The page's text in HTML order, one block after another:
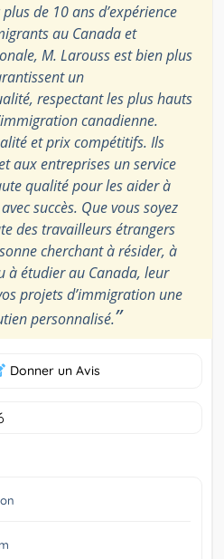
plus de 10 ans d’expérience
au Canada et
M. Larouss est bien plus
un
respectant les plus hauts
canadienne.
et prix compétitifs. Ils
aux entreprises un service
qualité pour les aider à
succès. Que vous soyez
des travailleurs étrangers
cherchant à résider, à
étudier au Canada, leur
projets d’immigration une
personnalisé.”
Donner un Avis